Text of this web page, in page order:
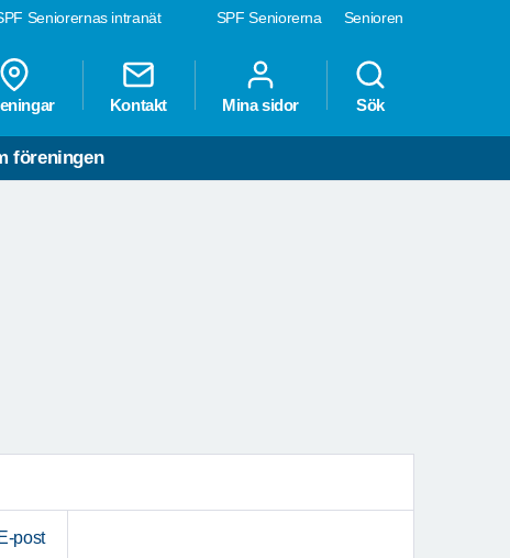
SPF Seniorerna Senioren
Seniorernas intranät
Kontakt Mina sidor Sök
föreningen
E-post